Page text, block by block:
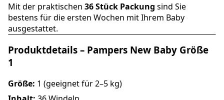
Mit der praktischen 36 Stück Packung sind Sie
bestens für die ersten Wochen mit Ihrem Baby
ausgestattet.
Produktdetails – Pampers New Baby Größe
1
Größe: 1 (geeignet für 2–5 kg)